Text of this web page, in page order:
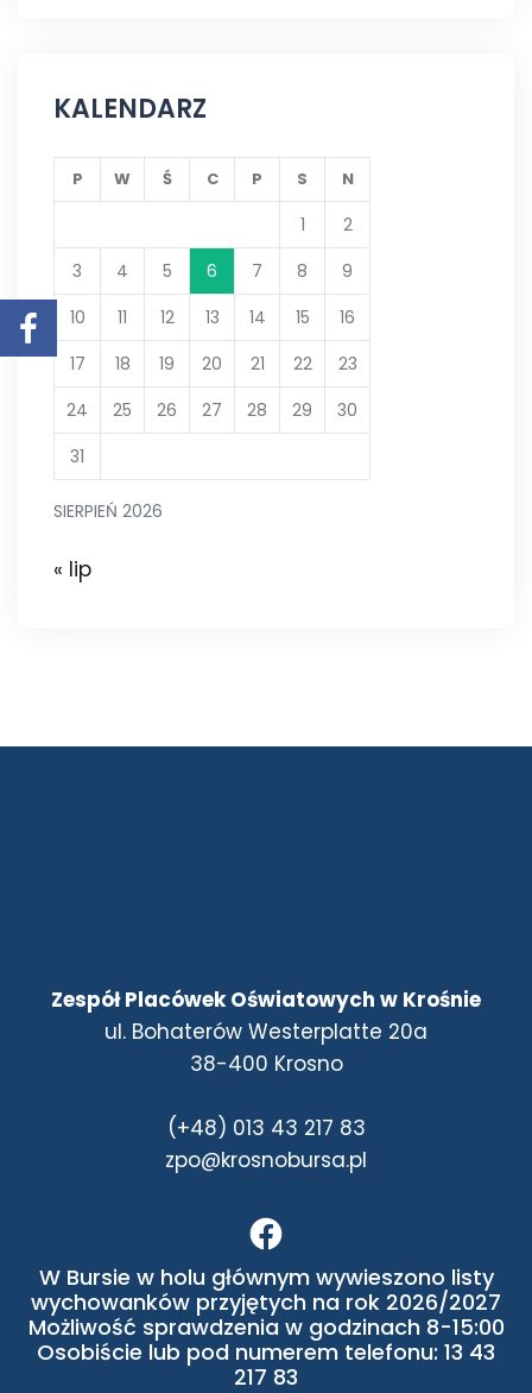
KALENDARZ
SIERPIEŃ 2026
P W Ś C P S N
1
2
3
4 5 6 7 8
9
10
11 12 13 14 15
16
17
18 19 20 21 22
23
24
25 26 27 28 29
30
31
« lip
Zespół Placówek Oświatowych w Krośnie
ul. Bohaterów Westerplatte 20a
38-400 Krosno
(+48) 013 43 217 83
zpo@krosnobursa.pl
W Bursie w holu głównym wywieszono listy
wychowanków przyjętych na rok 2026/2027
Możliwość sprawdzenia w godzinach 8-15:00
Osobiście lub pod numerem telefonu: 13 43
217 83